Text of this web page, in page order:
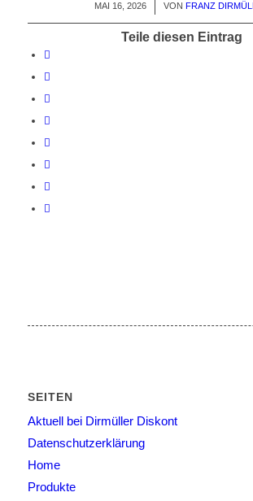
MAI 16, 2026
/ VONFRANZ
Teile diesen Eintrag
SEITEN
Aktuell bei Dirmüller Diskont
Datenschutzerklärung
Home
Produkte